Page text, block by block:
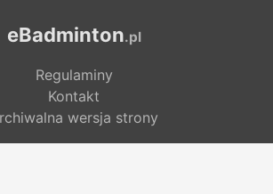
eBadminton.pl
Regulaminy
Kontakt
wersja strony